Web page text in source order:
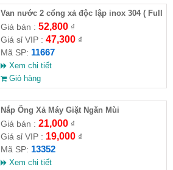
Van nước 2 cổng xả độc lập inox 304 ( Full
VAT )
Giá bán : 52,800₫
Giá sỉ VIP : 47,300₫
Mã SP: 11667
Xem chi tiết
Giỏ hàng
Nắp Ống Xả Máy Giặt Ngăn Mùi
Giá bán : 21,000₫
Giá sỉ VIP : 19,000₫
Mã SP: 13352
Xem chi tiết